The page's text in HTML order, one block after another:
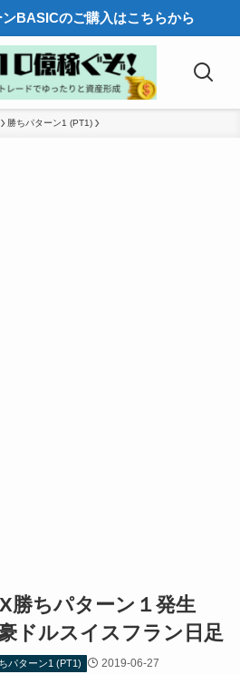
BASICのご購入はこちらから
勝ちパターン1 (PT1)
勝ちパターン１発生
ドルスイスフラン日足
パターン1 (PT1) 2019-06-27